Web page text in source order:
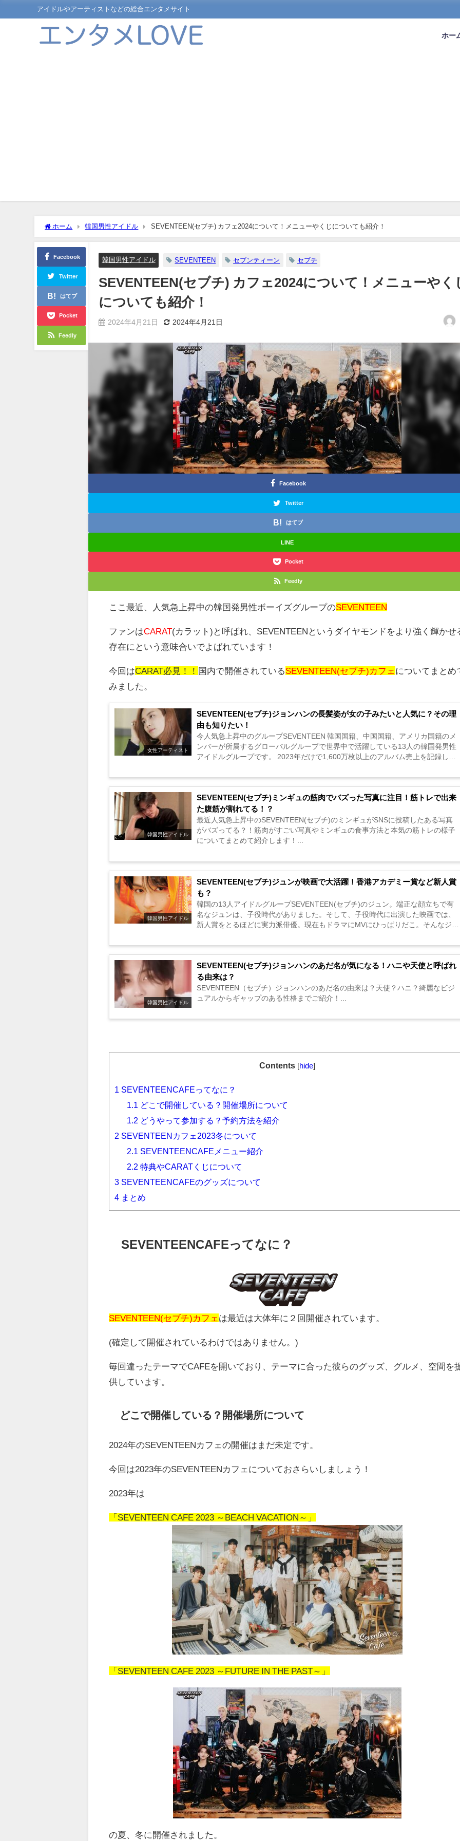
アイドルやアーティストなどの総合エンタメサイト
ホー
ホーム 韓国男性アイドル SEVENTEEN(セブチ) カフェ2024について！メニューやくじについても紹介！
Facebook
Twitter
はてブ
Pocket
Feedly
韓国男性アイドル SEVENTEEN セブンティーン セブチ
SEVENTEEN(セブチ) カフェ2024について！メニューやく
についても紹介！
2024年4月21日 2024年4月21日
Facebook
Twitter
はてブ
LINE
Pocket
Feedly
ここ最近、人気急上昇中の韓国発男性ボーイズグループのSEVENTEEN
ファンはCARAT(カラット)と呼ばれ、SEVENTEENというダイヤモンドをより強く輝かせ
存在にという意味合いでよばれています！
今回はCARAT必見！！ 国内で開催されているSEVENTEEN(セブチ)カフェ についてまとめ
みました。
女性アーティスト
SEVENTEEN(セブチ)ジョンハンの長髪姿が女の子みたいと人気に？その理
由も知りたい！
今人気急上昇中のグループSEVENTEEN 韓国国籍、中国国籍、アメリカ国籍のメ
ンバーが所属するグローバルグループで世界中で活躍している13人の韓国発男性
アイドルグループです。 2023年だけで1,600万枚以上のアルバム売上を記録し、
韓国男性アイドル
SEVENTEEN(セブチ)ミンギュの筋肉でバズった写真に注目！筋トレで出来
た腹筋が割れてる！？
最近人気急上昇中のSEVENTEEN(セブチ)のミンギュがSNSに投稿したある写真
がバズってる？！筋肉がすごい写真やミンギュの食事方法と本気の筋トレの様子
についてまとめて紹介します！...
韓国男性アイドル
SEVENTEEN(セブチ)ジュンが映画で大活躍！香港アカデミー賞など新人賞
も？
韓国の13人アイドルグループSEVENTEEN(セブチ)のジュン。端正な顔立ちで有
名なジュンは、子役時代がありました。そして、子役時代に出演した映画では、
新人賞をとるほどに実力派俳優。現在もドラマにMVにひっぱりだこ。そんなジュ
韓国男性アイドル
SEVENTEEN(セブチ)ジョンハンのあだ名が気になる！ハニや天使と呼ばれ
る由来は？
SEVENTEEN（セブチ）ジョンハンのあだ名の由来は？天使？ハニ？綺麗なビジ
ュアルからギャップのある性格までご紹介！...
Contents hide]
1 SEVENTEENCAFEってなに？
1.1 どこで開催している？開催場所について
1.2 どうやって参加する？予約方法を紹介
2 SEVENTEENカフェ2023冬について
2.1 SEVENTEENCAFEメニュー紹介
2.2 特典やCARATくじについて
3 SEVENTEENCAFEのグッズについて
4 まとめ
SEVENTEENCAFEってなに？
SEVENTEEN(セブチ)カフェ は最近は大体年に２回開催されています。
(確定して開催されているわけではありません。)
毎回違ったテーマでCAFEを開いており、テーマに合った彼らのグッズ、グルメ、空間を
供しています。
どこで開催している？開催場所について
2024年のSEVENTEENカフェの開催はまだ未定です。
今回は2023年のSEVENTEENカフェについておさらいしましょう！
2023年は
「SEVENTEEN CAFE 2023 ～BEACH VACATION～」
「SEVENTEEN CAFE 2023 ～FUTURE IN THE PAST～」
の夏、冬に開催されました。